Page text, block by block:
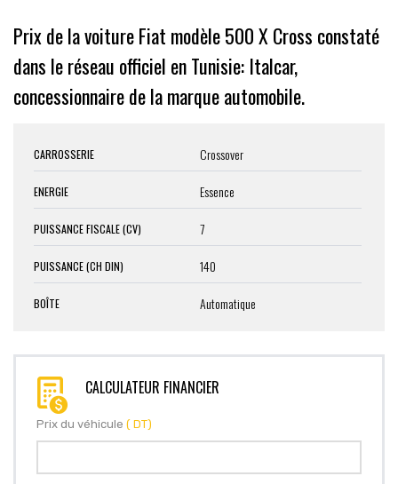
Prix de la voiture Fiat modèle 500 X Cross constaté
dans le réseau officiel en Tunisie: Italcar,
concessionnaire de la marque automobile.
CARROSSERIE Crossover
ENERGIE Essence
PUISSANCE FISCALE (CV) 7
PUISSANCE (CH DIN) 140
BOÎTE Automatique
CALCULATEUR FINANCIER
Prix du véhicule ( DT)